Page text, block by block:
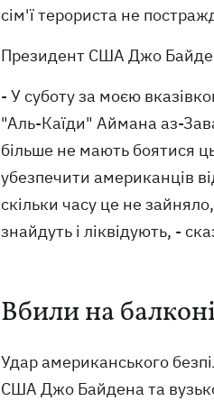
сім'ї терориста не
Президент США Джо Байден
- У суботу за моєю
"Аль-Каїди" Аймана аз-
більше не мають боятися
убезпечити американців
скільки часу це не
знайдуть і ліквідують, -
Вбили на
Удар американського
США Джо Байдена та